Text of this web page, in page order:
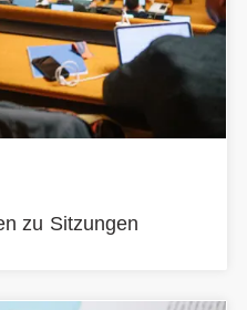
zu Sitzungen